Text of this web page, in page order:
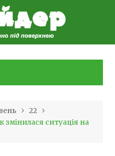
22
змінилася ситуація на